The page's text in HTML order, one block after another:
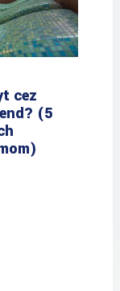
cez
(5